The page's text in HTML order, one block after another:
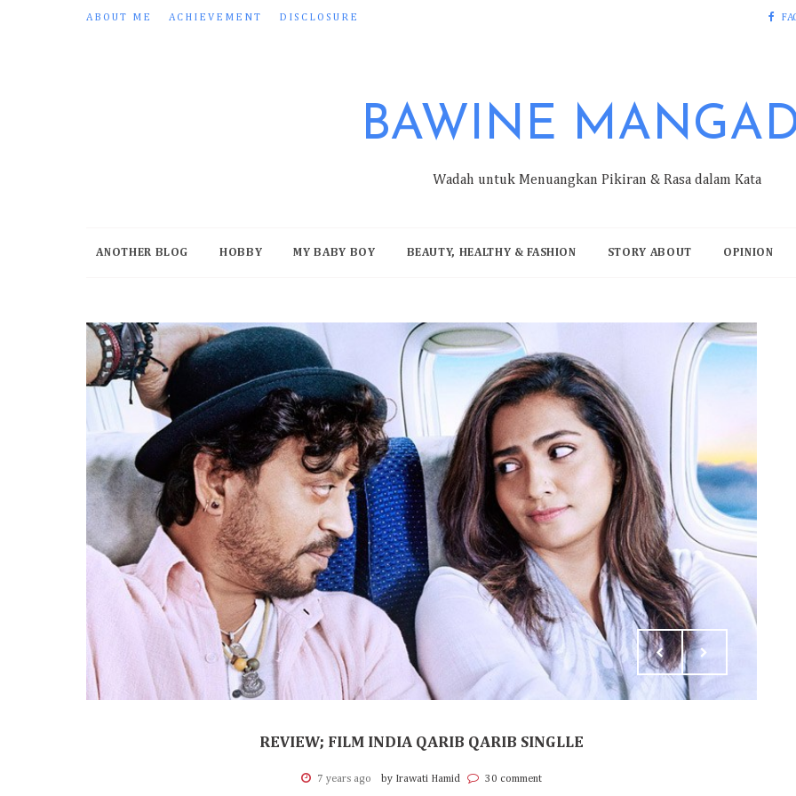
ABOUT ME ACHIEVEMENT DISCLOSURE
BAWINE
Wadah untuk Menuangkan Pikiran & Rasa dalam Kata
ANOTHER BLOG HOBBY MY BABY BOY BEAUTY, HEALTHY & FASHION STORY ABOUT OPINION
REVIEW; FILM INDIA QARIB QARIB SINGLLE
7 years ago by Irawati Hamid 30 comment